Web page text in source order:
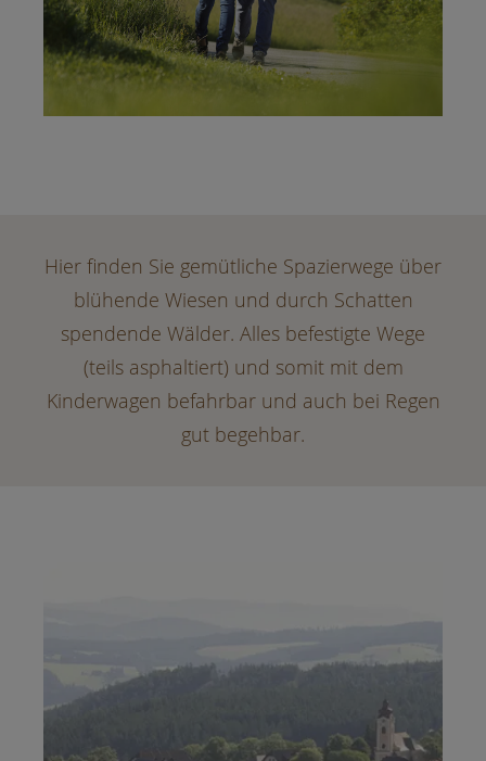
Hier finden Sie gemütliche Spazierwege über
blühende Wiesen und durch Schatten
spendende Wälder. Alles befestigte Wege
(teils asphaltiert) und somit mit dem
Kinderwagen befahrbar und auch bei Regen
gut begehbar.